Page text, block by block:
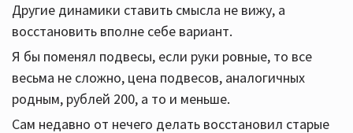
Другие динамики ставить смысла не вижу, а
восстановить вполне себе вариант.
Я бы поменял подвесы, если руки ровные, то все
весьма не сложно, цена подвесов, аналогичных
родным, рублей 200, а то и меньше.
Сам недавно от нечего делать восстановил старые